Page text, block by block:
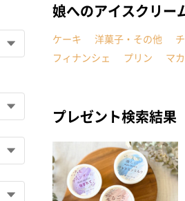
娘へのアイスクリー
ケーキ 洋菓子・その他
フィナンシェ
プリン マ
プレゼント検索結果